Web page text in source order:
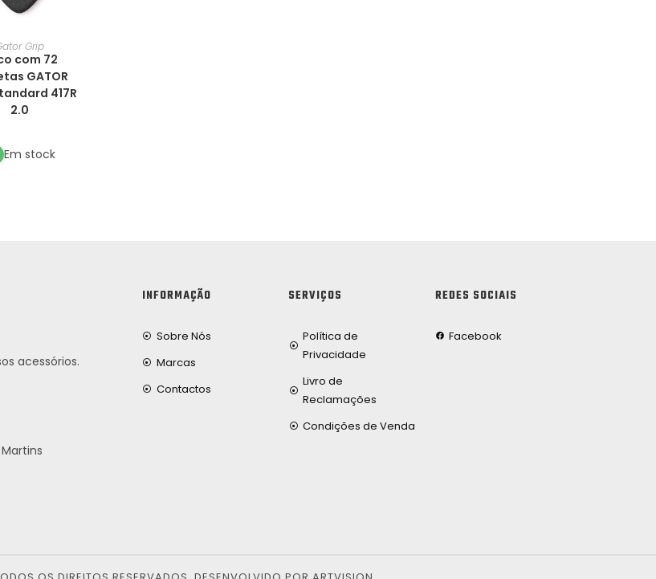
Grip
com 72
GATOR
417R
2.0
Em stock
acessórios.
INFORMAÇÃO
Sobre Nós
Marcas
Contactos
SERVIÇOS
Política de
Privacidade
Livro de
Reclamações
Condições de Venda
REDES SOCIAIS
Facebook